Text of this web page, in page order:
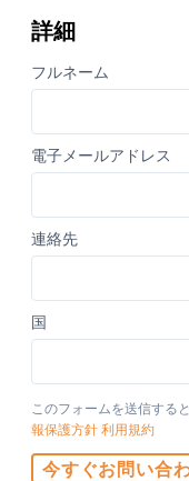
詳細
フルネーム
電子メールアドレス
連絡先
国
このフォームを送信する
報保護方針 利用規約
今すぐお問い合